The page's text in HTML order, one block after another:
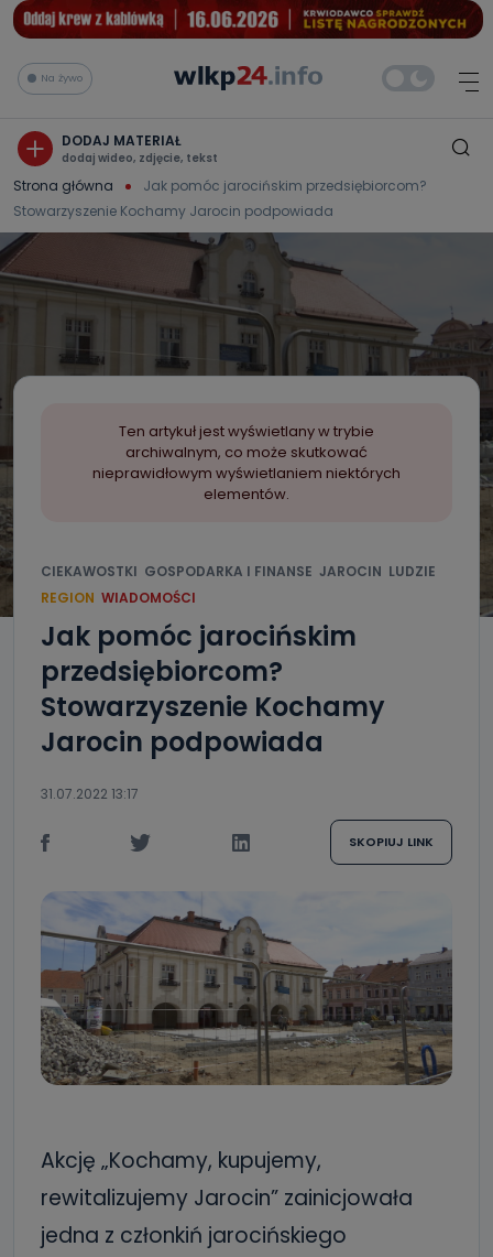
Na żywo
DODAJ MATERIAŁ
dodaj wideo, zdjęcie, tekst
Strona główna
Jak pomóc jarocińskim przedsiębiorcom?
Stowarzyszenie Kochamy Jarocin podpowiada
Ten artykuł jest wyświetlany w trybie
archiwalnym, co może skutkować
nieprawidłowym wyświetlaniem niektórych
elementów.
CIEKAWOSTKI GOSPODARKA I FINANSE JAROCIN LUDZIE
REGION WIADOMOŚCI
Jak pomóc jarocińskim
przedsiębiorcom?
Stowarzyszenie Kochamy
Jarocin podpowiada
31.07.2022 13:17
SKOPIUJ LINK
Akcję „Kochamy, kupujemy,
rewitalizujemy Jarocin” zainicjowała
jedna z członkiń jarocińskiego